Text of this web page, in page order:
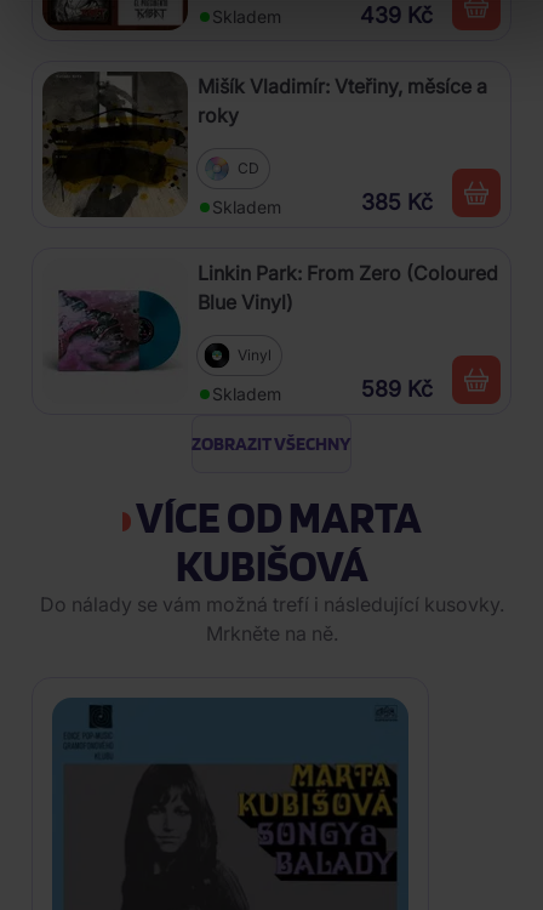
Skladem 439 Kč
Mišík Vladimír: Vteřiny, měsíce a
roky
CD
Skladem 385 Kč
Linkin Park: From Zero (Coloured
Blue Vinyl)
Vinyl
Skladem 589 Kč
ZOBRAZIT VŠECHNY
VÍCE OD MARTA
KUBIŠOVÁ
Do nálady se vám možná trefí i následující kusovky.
Mrkněte na ně.